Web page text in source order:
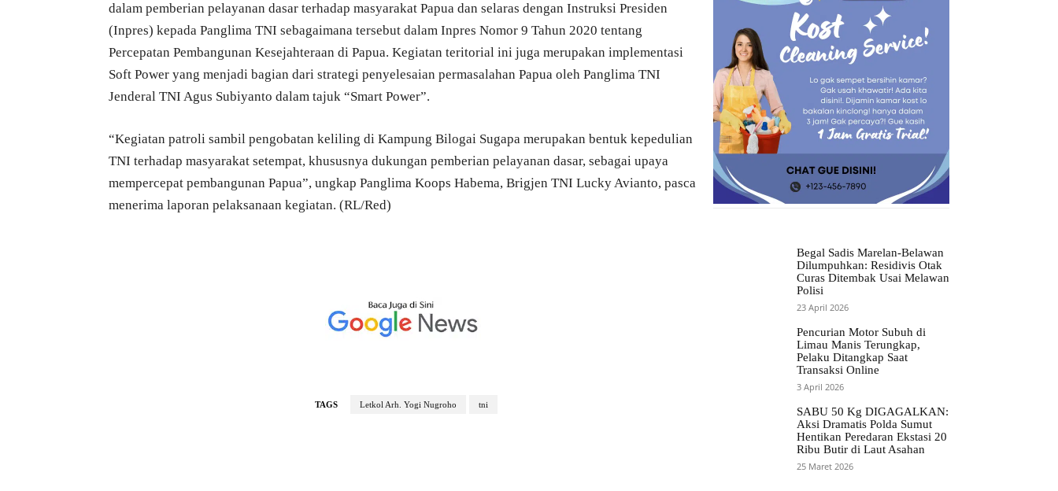
dalam pemberian pelayanan dasar terhadap masyarakat Papua dan selaras dengan Instruksi Presiden
(Inpres) kepada Panglima TNI sebagaimana tersebut dalam Inpres Nomor 9 Tahun 2020 tentang
Percepatan Pembangunan Kesejahteraan di Papua. Kegiatan teritorial ini juga merupakan implementasi
Soft Power yang menjadi bagian dari strategi penyelesaian permasalahan Papua oleh Panglima TNI
Jenderal TNI Agus Subiyanto dalam tajuk “Smart Power”.
“Kegiatan patroli sambil pengobatan keliling di Kampung Bilogai Sugapa merupakan bentuk kepedulian
TNI terhadap masyarakat setempat, khususnya dukungan pemberian pelayanan dasar, sebagai upaya
mempercepat pembangunan Papua”, ungkap Panglima Koops Habema, Brigjen TNI Lucky Avianto, pasca
menerima laporan pelaksanaan kegiatan. (RL/Red)
TAGS Letkol Arh. Yogi Nugroho tni
Begal Sadis Marelan-Belawan
Dilumpuhkan: Residivis Otak
Curas Ditembak Usai Melawan
Polisi
23 April 2026
Pencurian Motor Subuh di
Limau Manis Terungkap,
Pelaku Ditangkap Saat
Transaksi Online
3 April 2026
SABU 50 Kg DIGAGALKAN:
Aksi Dramatis Polda Sumut
Hentikan Peredaran Ekstasi 20
Ribu Butir di Laut Asahan
25 Maret 2026